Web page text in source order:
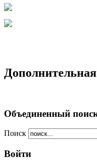
Объединенный
Поиск
Войти